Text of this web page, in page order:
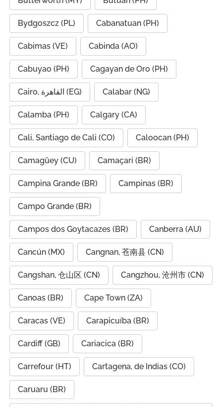
Bydgoszcz (PL) Cabanatuan (PH)
Cabimas (VE) Cabinda (AO)
Cabuyao (PH) Cagayan de Oro (PH)
Cairo, القاهرة (EG) Calabar (NG)
Calamba (PH) Calgary (CA)
Cali, Santiago de Cali (CO) Caloocan (PH)
Camagüey (CU) Camaçari (BR)
Campina Grande (BR) Campinas (BR)
Campo Grande (BR)
Campos dos Goytacazes (BR) Canberra (AU)
Cancún (MX) Cangnan, 苍南县 (CN)
Cangshan, 仓山区 (CN) Cangzhou, 沧州市 (CN)
Canoas (BR) Cape Town (ZA)
Caracas (VE) Carapicuíba (BR)
Cardiff (GB) Cariacica (BR)
Carrefour (HT) Cartagena, de Indias (CO)
Caruaru (BR)